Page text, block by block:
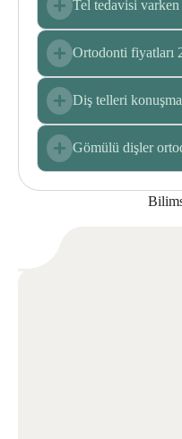
Tel tedavisi
Ortodonti fiyatları
Diş telleri
Gömülü dişler